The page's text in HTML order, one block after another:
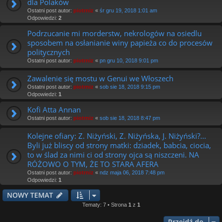
Ostatni post autor: piotrniz « śr gru 19, 2018 1:01 am
Odpowiedzi: 2
Podrzucanie mi morderstw, nekrologów na osiedlu
sposobem na osłanianie winy papieża co do procesów
politycznych
Ostatni post autor: piotrniz « pn gru 10, 2018 9:01 pm
Zawalenie się mostu w Genui we Włoszech
Ostatni post autor: piotrniz « sob sie 18, 2018 9:15 pm
Odpowiedzi: 1
Kofi Atta Annan
Ostatni post autor: piotrniz « sob sie 18, 2018 8:47 pm
Kolejne ofiary: Z. Niżyński, Z. Niżyńska, J. Niżyński?...
Byli już bliscy od strony matki: dziadek, babcia, ciocia,
to w ślad za nimi ci od strony ojca są niszczeni. NA
RÓŻOWO O TYM, ŻE TO STARA AFERA
Ostatni post autor: piotrniz « ndz maja 06, 2018 7:48 pm
Odpowiedzi: 1
NOWY TEMAT
Tematy: 7 • Strona 1 z 1